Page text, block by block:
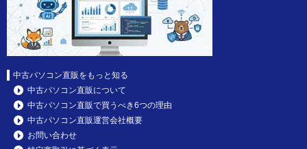
中古パソコン直販をもっと知る
中古パソコン直販について
中古パソコン直販で買うべき6つの理由
中古パソコン直販運営会社概要
お問い合わせ